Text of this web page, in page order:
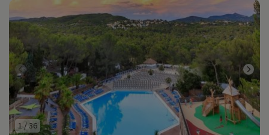
1 /36